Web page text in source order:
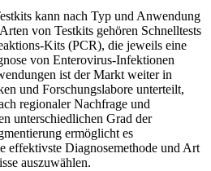
kann nach Typ und Anwendung
von Testkits gehören Schnelltests
Kits (PCR), die jeweils eine
von Enterovirus-Infektionen
ist der Markt weiter in
und Forschungslabore unterteilt,
regionaler Nachfrage und
unterschiedlichen Grad der
ermöglicht es
effektivste Diagnosemethode und Art
auszuwählen.